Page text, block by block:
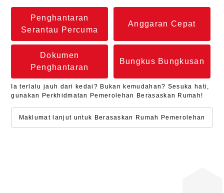
Penghantaran
Serantau Percuma
Anggaran Cepat
Dokumen
Penghantaran
Bungkus Bungkusan
Ia terlalu jauh dari kedai? Bukan kemudahan? Sesuka hati,
gunakan Perkhidmatan Pemerolehan Berasaskan Rumah!
Maklumat lanjut untuk Berasaskan Rumah Pemerolehan